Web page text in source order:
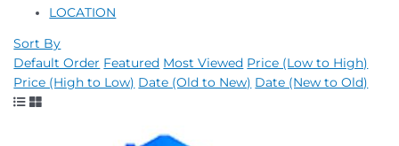
LOCATION
Sort By
Default Order Featured Most Viewed Price (Low to High)
Price (High to Low) Date (Old to New) Date (New to Old)